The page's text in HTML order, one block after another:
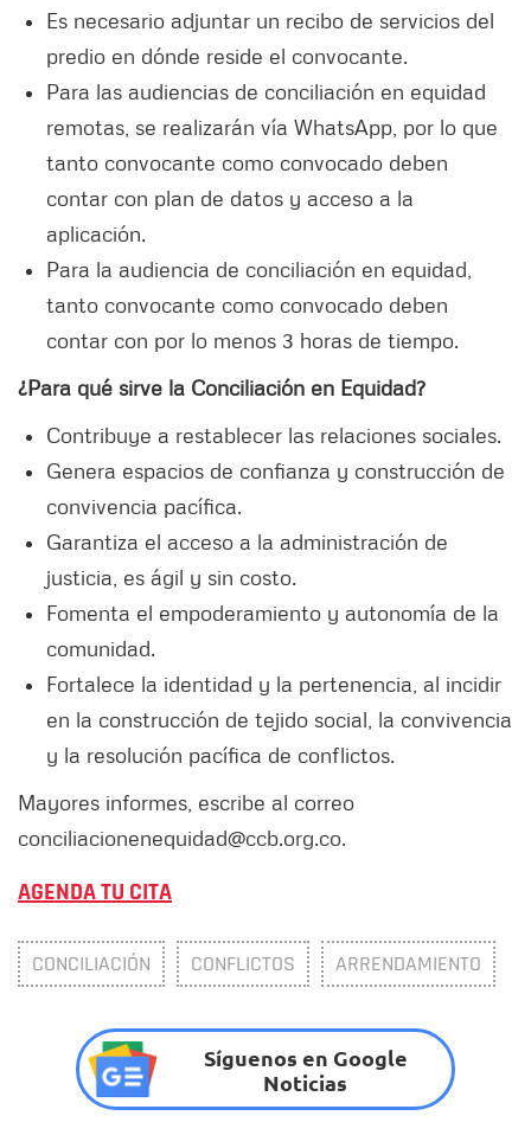
Es necesario adjuntar un recibo de servicios del
predio en dónde reside el convocante.
Para las audiencias de conciliación en equidad
remotas, se realizarán vía WhatsApp, por lo que
tanto convocante como convocado deben
contar con plan de datos y acceso a la
aplicación.
Para la audiencia de conciliación en equidad,
tanto convocante como convocado deben
contar con por lo menos 3 horas de tiempo.
¿Para qué sirve la Conciliación en Equidad?
Contribuye a restablecer las relaciones sociales.
Genera espacios de confianza y construcción de
convivencia pacífica.
Garantiza el acceso a la administración de
justicia, es ágil y sin costo.
Fomenta el empoderamiento y autonomía de la
comunidad.
Fortalece la identidad y la pertenencia, al incidir
en la construcción de tejido social, la convivencia
y la resolución pacífica de conflictos.
Mayores informes, escribe al correo
conciliacionenequidad@ccb.org.co.
AGENDA TU CITA
CONCILIACIÓN CONFLICTOS ARRENDAMIENTO
Síguenos en Google
Noticias